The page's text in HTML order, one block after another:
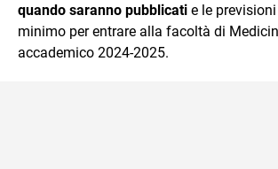
quando saranno pubblicati e le
minimo per entrare alla facoltà di
accademico 2024-2025.